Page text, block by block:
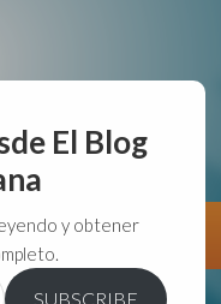
lo hago....
El Blog
y obtener
SUBSCRIBE